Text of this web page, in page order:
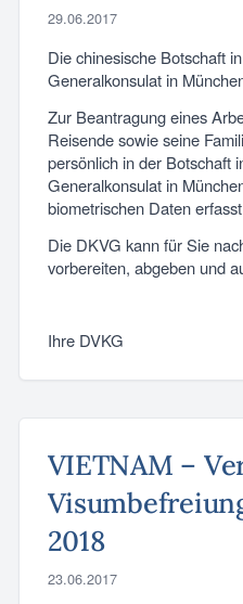
29.06.2017
Die chinesische Botschaft
Generalkonsulat in
Zur Beantragung eines
Reisende sowie seine
persönlich in der Botschaft
Generalkonsulat in
biometrischen Daten
Die DKVG kann für Sie
vorbereiten, abgeben und
Ihre DVKG
VIETNAM –
2018
23.06.2017